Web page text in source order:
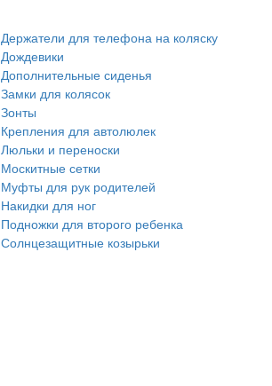
Держатели для телефона на коляску
Дождевики
Дополнительные сиденья
Замки для колясок
Зонты
Крепления для автолюлек
Люльки и переноски
Москитные сетки
Муфты для рук родителей
Накидки для ног
Подножки для второго ребенка
Солнцезащитные козырьки